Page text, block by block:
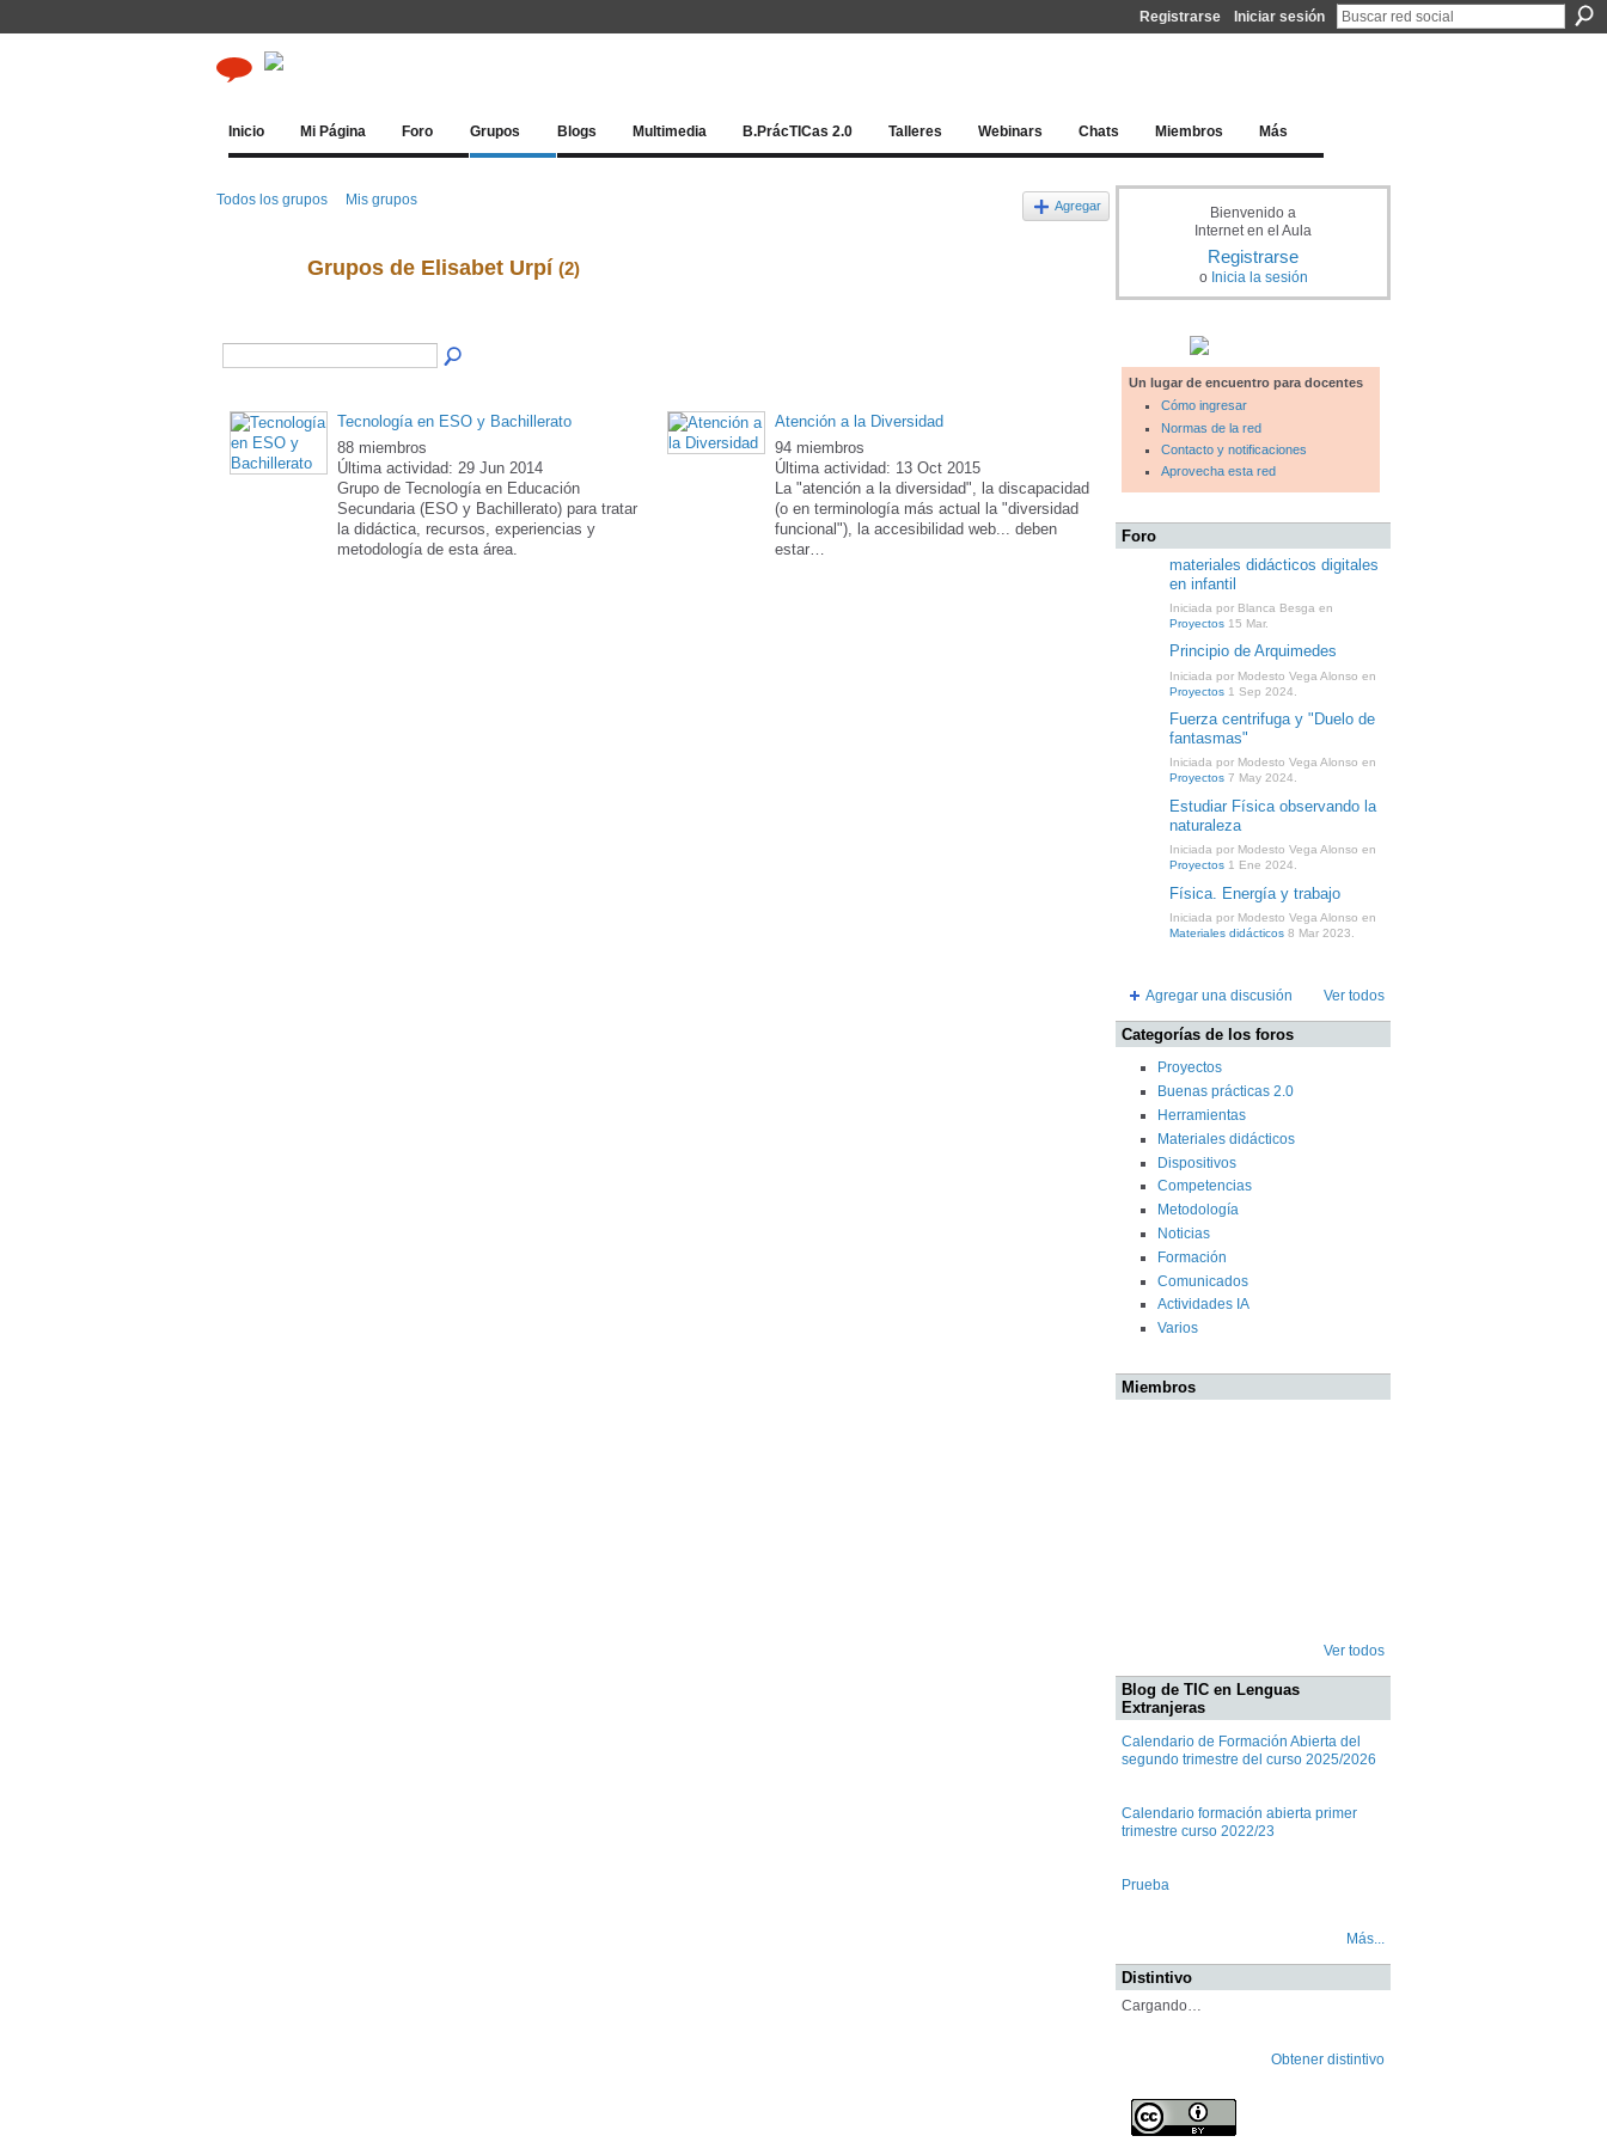
Registrarse Iniciar sesión
Inicio Mi Página Foro Grupos Blogs Multimedia B.PrácTICas 2.0 Talleres Webinars Chats Miembros Más
Todos los grupos Mis grupos Agregar
Grupos de Elisabet Urpí (2)
Tecnología en ESO y Bachillerato
88 miembros
Última actividad: 29 Jun 2014
Grupo de Tecnología en Educación
Secundaria (ESO y Bachillerato) para tratar
la didáctica, recursos, experiencias y
metodología de esta área.
Atención a la Diversidad
94 miembros
Última actividad: 13 Oct 2015
La "atención a la diversidad", la discapacidad
(o en terminología más actual la "diversidad
funcional"), la accesibilidad web... deben
estar…
Bienvenido a
Internet en el Aula
Registrarse
o Inicia la sesión
Un lugar de encuentro para docentes
Cómo ingresar
Normas de la red
Contacto y notificaciones
Aprovecha esta red
Foro
materiales didácticos digitales
en infantil
Iniciada por Blanca Besga en
Proyectos 15 Mar.
Principio de Arquimedes
Iniciada por Modesto Vega Alonso en
Proyectos 1 Sep 2024.
Fuerza centrifuga y "Duelo de
fantasmas"
Iniciada por Modesto Vega Alonso en
Proyectos 7 May 2024.
Estudiar Física observando la
naturaleza
Iniciada por Modesto Vega Alonso en
Proyectos 1 Ene 2024.
Física. Energía y trabajo
Iniciada por Modesto Vega Alonso en
Materiales didácticos 8 Mar 2023.
Agregar una discusión Ver todos
Categorías de los foros
Proyectos
Buenas prácticas 2.0
Herramientas
Materiales didácticos
Dispositivos
Competencias
Metodología
Noticias
Formación
Comunicados
Actividades IA
Varios
Miembros
Ver todos
Blog de TIC en Lenguas
Extranjeras
Calendario de Formación Abierta del
segundo trimestre del curso 2025/2026
Calendario formación abierta primer
trimestre curso 2022/23
Prueba
Más...
Distintivo
Cargando…
Obtener distintivo